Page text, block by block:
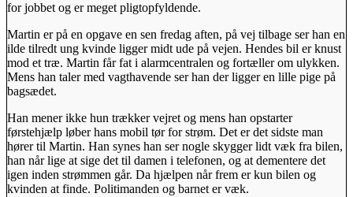
for jobbet og er meget pligtopfyldende.
Martin er på en opgave en sen fredag aften, på vej tilbage ser han en
ilde tilredt ung kvinde ligger midt ude på vejen. Hendes bil er knust
mod et træ. Martin får fat i alarmcentralen og fortæller om ulykken.
Mens han taler med vagthavende ser han der ligger en lille pige på
bagsædet.
Han mener ikke hun trækker vejret og mens han opstarter
førstehjælp løber hans mobil tør for strøm. Det er det sidste man
hører til Martin. Han synes han ser nogle skygger lidt væk fra bilen,
han når lige at sige det til damen i telefonen, og at dementere det
igen inden strømmen går. Da hjælpen når frem er kun bilen og
kvinden at finde. Politimanden og barnet er væk.